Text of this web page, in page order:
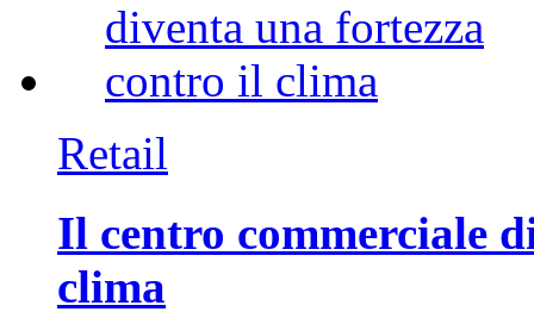
Retail
Il centro commerciale
clima